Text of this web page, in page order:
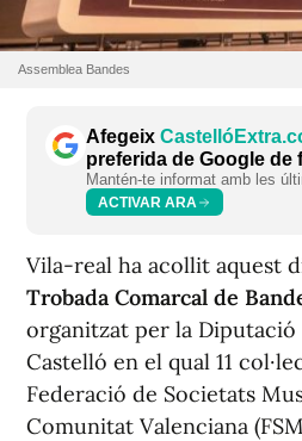
Assemblea Bandes
Afegeix
preferida de Google de
Mantén-te informat amb les
ACTIVAR ARA
Vila-real ha acollit aquest
Trobada Comarcal de
organitzat per la Diputació
Castelló en el qual 11
Federació de Societats
Comunitat Valenciana